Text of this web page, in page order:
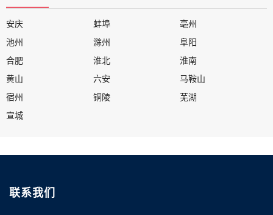
安庆 蚌埠
亳州
池州
滁州
阜阳
合肥
淮北
淮南
黄山
六安
马鞍山
宿州
铜陵
芜湖
宣城
联系我们